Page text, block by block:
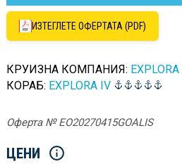
ИЗТЕГЛЕТЕ ОФЕРТАТА (PDF)
КРУИЗНА КОМПАНИЯ:
КОРАБ: EXPLORA IV
Оферта № EO20270415GOALIS
ЦЕНИ